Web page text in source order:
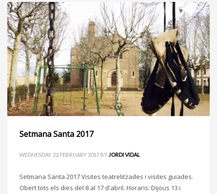
Setmana Santa 2017
WEDNESDAY, 22 FEBRUARY 2017 BYJORDI VIDAL
Setmana Santa 2017 Visites teatrelitzades i visites guiades.
Obert tots els dies del 8 al 17 d'abril. Horaris: Dijous 13 i